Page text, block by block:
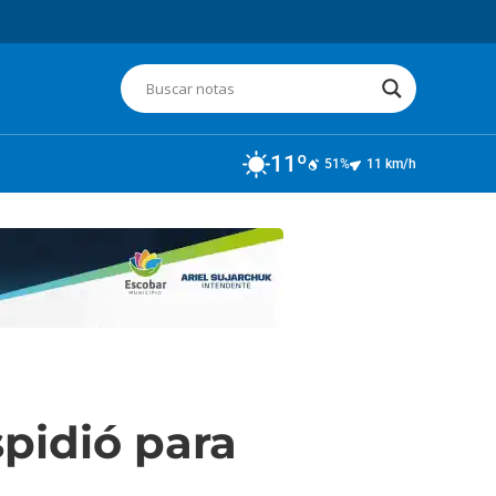
11º 51% 11 km/h
para